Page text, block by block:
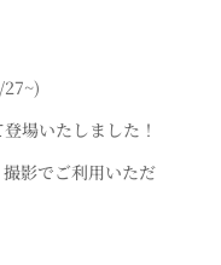
場いたしました！
影でご利用いただ